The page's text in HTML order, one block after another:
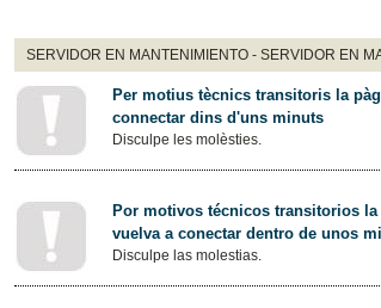
SERVIDOR EN MANTENIMIENTO - SERVIDOR EN
Per motius tècnics transitoris la
connectar dins d'uns minuts
Disculpe les molèsties.
Por motivos técnicos transitorios
vuelva a conectar dentro de unos
Disculpe las molestias.